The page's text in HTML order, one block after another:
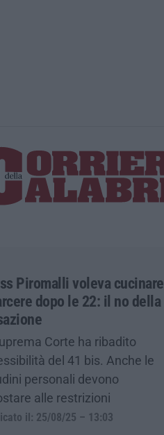
Piromalli voleva cucinare
dopo le 22: il no della
Corte ha ribadito
del 41 bis. Anche le
personali devono
alle restrizioni
il: 25/08/25 – 13:03